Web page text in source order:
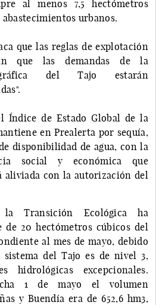
al menos 7,5 hectómetros
urbanos.
que las reglas de explotación
que las demandas de la
del Tajo estarán
Índice de Estado Global de la
en Prealerta por sequía,
disponibilidad de agua, con la
social y económica que
aliviada con la autorización del
Transición Ecológica ha
de 20 hectómetros cúbicos del
al mes de mayo, debido
del Tajo es de nivel 3,
hidrológicas excepcionales.
1 de mayo el volumen
y Buendía era de 652,6 hm3,